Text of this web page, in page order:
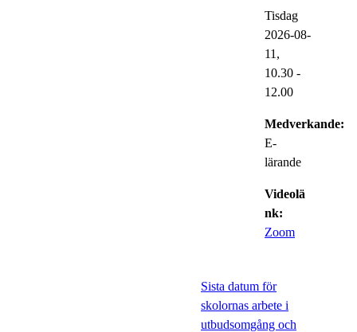
Tisdag
2026-08-
11,
10.30 -
12.00
Medverkande:
E-
lärande
Videolä
nk:
Zoom
Sista datum för
skolornas arbete i
utbudsomgång och